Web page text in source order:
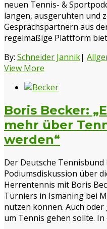
neuen Tennis- &
langen, ausgeruhten und
Gesprächspartnern aus
regelmäßige Plattform
By: Schneider Jannik|
View More
Boris Becker:
mehr über
werden“
Der Deutsche
Podiumsdiskussion über
Herrentennis mit Boris
Turniers in Ismaning bei
nutzen können. Auch
um Tennis gehen sollte.